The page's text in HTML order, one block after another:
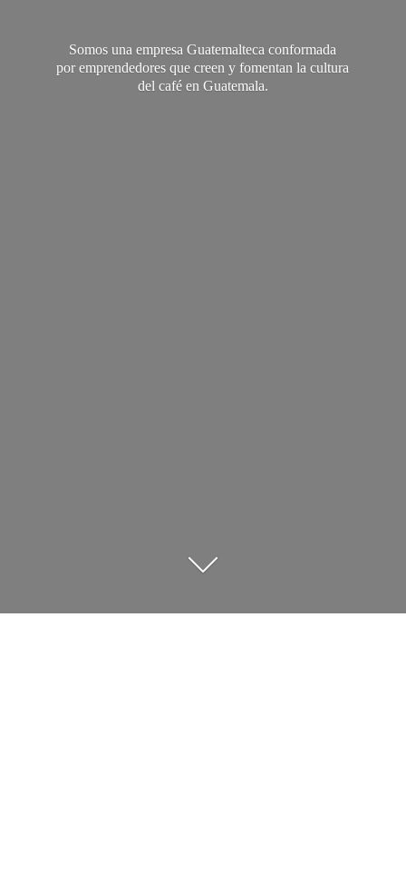
Somos una empresa Guatemalteca conformada
por emprendedores que creen y fomentan la cultura
del café en Guatemala.